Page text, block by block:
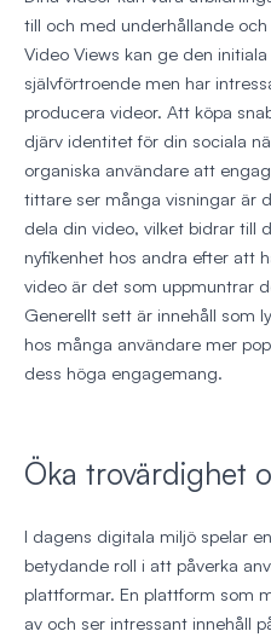
till och med underhållande
Video Views kan ge den
självförtroende men har
producera videor. Att köpa
djärv identitet för din sociala
organiska användare att
tittare ser många visningar är
dela din video, vilket bidrar till
nyfikenhet hos andra efter att
video är det som uppmuntrar
Generellt sett är innehåll som
hos många användare mer
dess höga engagemang.
Öka trovärdighet
I dagens digitala miljö spelar
betydande roll i att påverka
plattformar. En plattform som
av och ser intressant innehåll